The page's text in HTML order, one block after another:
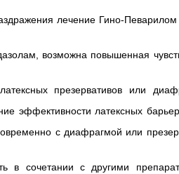
лечение Гино-Певарилом
возможна повышенная
презервативов или
эффективности латексных
с диафрагмой или
в сочетании с другими